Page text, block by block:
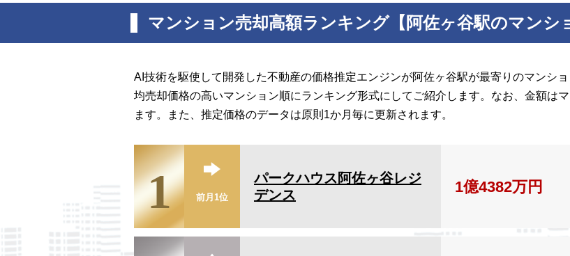
マンション売却高額ランキング【阿佐ヶ谷駅のマンシ
AI技術を駆使して開発した不動産の価格推定エンジンが阿佐ヶ谷駅が最寄りのマンシ
均売却価格の高いマンション順にランキング形式にしてご紹介します。なお、金額は
ます。また、推定価格のデータは原則1か月毎に更新されます。
1 前月1位
パークハウス阿佐ヶ谷レジ
デンス
1億4382万円